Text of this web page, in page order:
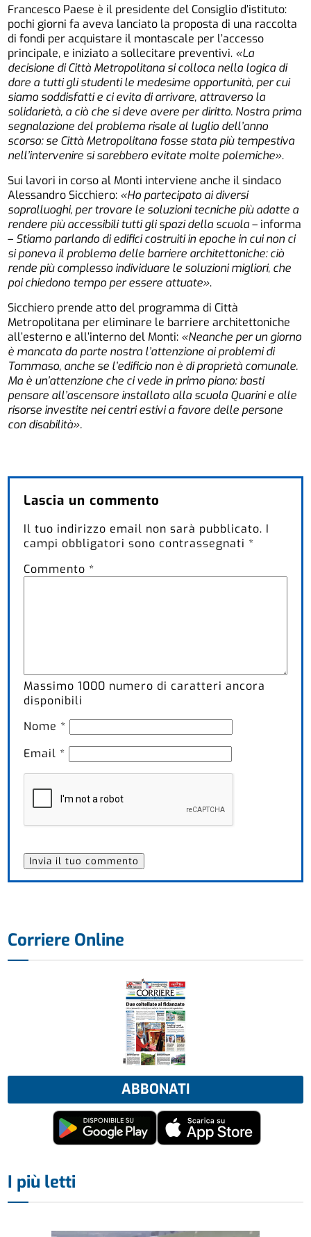
Francesco Paese è il presidente del Consiglio d’istituto:
pochi giorni fa aveva lanciato la proposta di una raccolta
di fondi per acquistare il montascale per l’accesso
principale, e iniziato a sollecitare preventivi. «La
decisione di Città Metropolitana si colloca nella logica di
dare a tutti gli studenti le medesime opportunità, per cui
siamo soddisfatti e ci evita di arrivare, attraverso la
solidarietà, a ciò che si deve avere per diritto. Nostra prima
segnalazione del problema risale al luglio dell’anno
scorso: se Città Metropolitana fosse stata più tempestiva
nell’intervenire si sarebbero evitate molte polemiche».
Sui lavori in corso al Monti interviene anche il sindaco
Alessandro Sicchiero: «Ho partecipato ai diversi
sopralluoghi, per trovare le soluzioni tecniche più adatte a
rendere più accessibili tutti gli spazi della scuola– informa
– Stiamo parlando di edifici costruiti in epoche in cui non ci
si poneva il problema delle barriere architettoniche: ciò
rende più complesso individuare le soluzioni migliori, che
poi chiedono tempo per essere attuate».
Sicchiero prende atto del programma di Città
Metropolitana per eliminare le barriere architettoniche
all’esterno e all’interno del Monti: «Neanche per un giorno
è mancata da parte nostra l’attenzione ai problemi di
Tommaso, anche se l’edificio non è di proprietà comunale.
Ma è un’attenzione che ci vede in primo piano: basti
pensare all’ascensore installato alla scuola Quarini e alle
risorse investite nei centri estivi a favore delle persone
con disabilità».
Lascia un commento
Il tuo indirizzo email non sarà pubblicato. I
campi obbligatori sono contrassegnati *
Commento *
Massimo1000 numero di caratteri ancora
disponibili
Nome *
Email *
Corriere Online
ABBONATI
I più letti